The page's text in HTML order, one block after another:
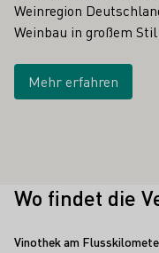
Weinregion
Weinbau in großem
Mehr erfahren
Wo findet die
Vinothek am